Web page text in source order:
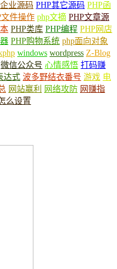
业源码 PHP其它源码 PHP函
文件操作 php文摘 PHP文章源
PHP类库 PHP编程 PHP网店
PHP购物系统 php面向对象
windows wordpress Z-Blog
微信公众号 心情感悟 打码赚
达式 波多野结衣番号 游戏 电
网站赢利 网络攻防 网赚指
么设置